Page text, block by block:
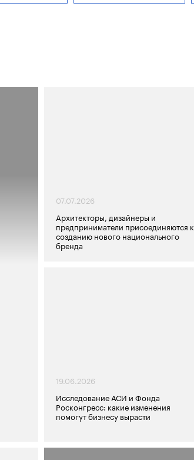
07.07.2026
Архитекторы, дизайнеры и
предприниматели присоединяются к
созданию нового национального
бренда
19.06.2026
Исследование АСИ и Фонда
Росконгресс: какие изменения
помогут бизнесу вырасти